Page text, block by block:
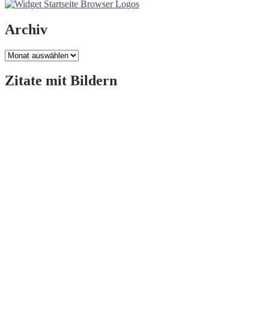
Archiv
Archiv
Zitate mit Bildern